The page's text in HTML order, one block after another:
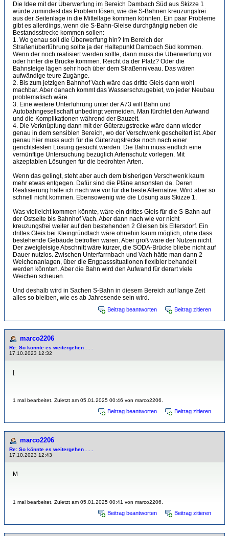
Die Idee mit der Überwerfung im Bereich Dambach Süd aus Skizze 1
würde zumindest das Problem lösen, wie die S-Bahnen kreuzungsfrei
aus der Seitenlage in die Mittellage kommen könnten. Ein paar Probleme
gibt es allerdings, wenn die S-Bahn-Gleise durchgängig neben die
Bestandsstrecke kommen sollen:
1. Wo genau soll die Überwerfung hin? Im Bereich der
Straßenüberführung sollte ja der Haltepunkt Dambach Süd kommen.
Wenn der noch realisiert werden sollte, dann muss die Überwerfung vor
oder hinter die Brücke kommen. Reicht da der Platz? Oder die
Bahnsteige lägen sehr hoch über dem Straßenniveau. Das wären
aufwändige teure Zugänge.
2. Bis zum jetzigen Bahnhof Vach wäre das dritte Gleis dann wohl
machbar. Aber danach kommt das Wasserschzugebiet, wo jeder Neubau
problematisch wäre.
3. Eine weitere Unterführung unter der A73 will Bahn und
Autobahngesellschaft unbedingt vermeiden. Man fürchtet den Aufwand
und die Komplikationen während der Bauzeit.
4. Die Verknüpfung dann mit der Güterzugstrecke wäre dann wieder
genau in dem sensiblen Bereich, wo der Verschwenk gescheitert ist. Aber
genau hier muss auch für die Güterzugstrecke noch nach einer
gerichtsfesten Lösung gesucht werden. Die Bahn muss endlich eine
vernünftige Untersuchung bezüglich Artenschutz vorlegen. Mit
akzeptablen Lösungen für die bedrohten Arten.
Wenn das gelingt, steht aber auch dem bisherigen Verschwenk kaum
mehr etwas entgegen. Dafür sind die Pläne ansonsten da. Deren
Realisierung halte ich nach wie vor für die beste Alternative. Wird aber so
schnell nicht kommen. Ebensowenig wie die Lösung aus Skizze 1.
Was vielleicht kommen könnte, wäre ein drittes Gleis für die S-Bahn auf
der Ostseite bis Bahnhof Vach. Aber dann nach wie vor nicht
kreuzungsfrei weiter auf den bestehenden 2 Gleisen bis Eltersdorf. Ein
drittes Gleis bei Kleingründlach wäre ohnehin kaum möglich, ohne dass
bestehende Gebäude betroffen wären. Aber groß wäre der Nutzen nicht.
Der zweigleisige Abschnitt wäre kürzer, die SODA-Brücke bliebe nicht auf
Dauer nutzlos. Zwischen Unterfarrnbach und Vach hätte man dann 2
Weichenanlagen, über die Engpasssituationen flexibler behandelt
werden könnten. Aber die Bahn wird den Aufwand für derart viele
Weichen scheuen.
Und deshalb wird in Sachen S-Bahn in diesem Bereich auf lange Zeit
alles so bleiben, wie es ab Jahresende sein wird.
Beitrag beantworten Beitrag zitieren
marco2206
Re: So könnte es weitergehen . . .
17.10.2023 12:32
[
1 mal bearbeitet. Zuletzt am 05.01.2025 00:46 von marco2206.
Beitrag beantworten Beitrag zitieren
marco2206
Re: So könnte es weitergehen . . .
17.10.2023 12:43
M
1 mal bearbeitet. Zuletzt am 05.01.2025 00:41 von marco2206.
Beitrag beantworten Beitrag zitieren